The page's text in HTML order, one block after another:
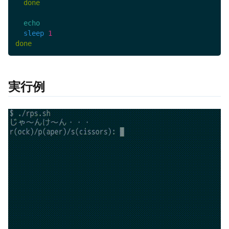
done
echo
sleep 1
done
実行例